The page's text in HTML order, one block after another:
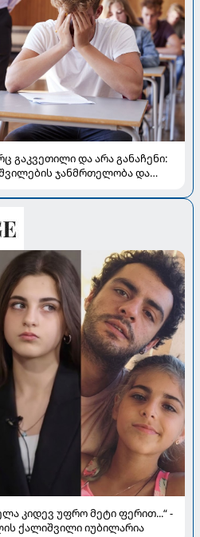
გაკვეთილი და არა განაჩენი:
ჯანმრთელობა და
კიდევ უფრო მეტი ფერით...“ -
ქალიშვილი იუბილარია